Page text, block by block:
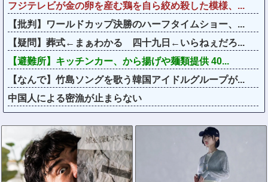
フジテレビが金の卵を産む鶏を自ら絞め殺した模様、...
【批判】ワールドカップ決勝のハーフタイムショー、...
【疑問】葬式←まぁわかる 四十九日←いらねぇだろ...
【避難所】キッチンカー、から揚げや麺類提供 40...
【なんで】竹島ソングを歌う韓国アイドルグループが...
中国人による密漁が止まらない